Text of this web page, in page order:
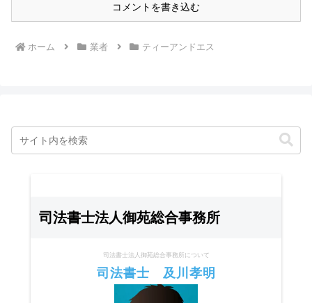
コメントを書き込む
ホーム 業者 ティーアンドエス
司法書士法人御苑総合事務所
司法書士法人御苑総合事務所について
司法書士 及川孝明